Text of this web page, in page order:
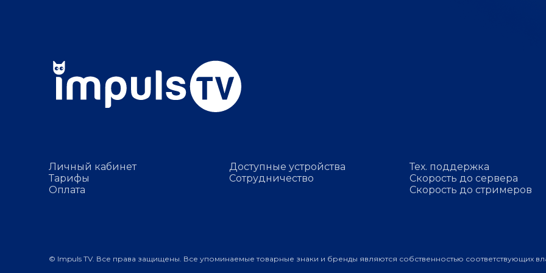
Личный кабинет
Тарифы
Оплата
Доступные устройства
Сотрудничество
Тех. поддержка
Скорость до сервера
Скорость до стримеров
© Impuls TV. Все права защищены. Все упоминаемые товарные знаки и бренды являются собственностью соответствующих